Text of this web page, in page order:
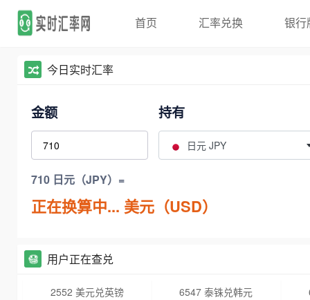
首页 汇率兑换 银行
今日实时汇率
金额 持有
日元 JPY
710 日元（JPY）=
正在换算中... 美元（USD）
用户正在查兑
2552 美元兑英镑 6547 泰铢兑韩元